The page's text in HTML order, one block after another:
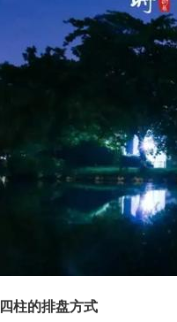
四柱的排盘方式